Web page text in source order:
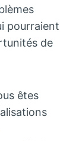
pourraient
de
êtes